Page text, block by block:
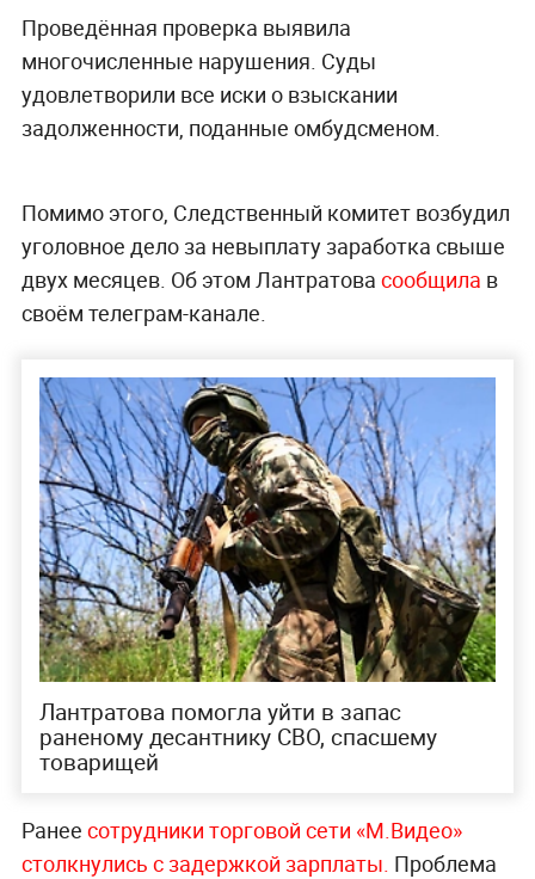
Проведённая проверка выявила
многочисленные нарушения. Суды
удовлетворили все иски о взыскании
задолженности, поданные омбудсменом.
Помимо этого, Следственный комитет возбудил
уголовное дело за невыплату заработка свыше
двух месяцев. Об этом Лантратова сообщила в
своём телеграм-канале.
Лантратова помогла уйти в запас
раненому десантнику СВО, спасшему
товарищей
Ранее сотрудники торговой сети «М.Видео»
столкнулись с задержкой зарплаты. Проблема